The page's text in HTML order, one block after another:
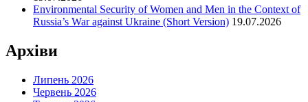
Environmental Security of Women and Men in the Context of
Russia’s War against Ukraine (Short Version) 19.07.2026
Архіви
Липень 2026
Червень 2026